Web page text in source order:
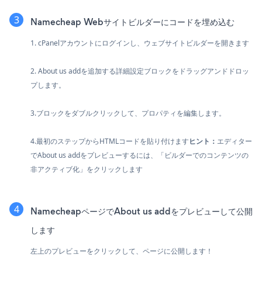
Namecheap Webサイトビルダーにコードを埋め込む
1. cPanelアカウントにログインし、ウェブサイトビルダーを開きます
2. About us addを追加する詳細設定ブロックをドラッグアンドドロッ
プします。
3.ブロックをダブルクリックして、プロパティを編集します。
4.最初のステップからHTMLコードを貼り付けますヒント： エディター
でAbout us addをプレビューするには、「ビルダーでのコンテンツの
非アクティブ化」をクリックします
NamecheapページでAbout us addをプレビューして公開
します
左上のプレビューをクリックして、ページに公開します！